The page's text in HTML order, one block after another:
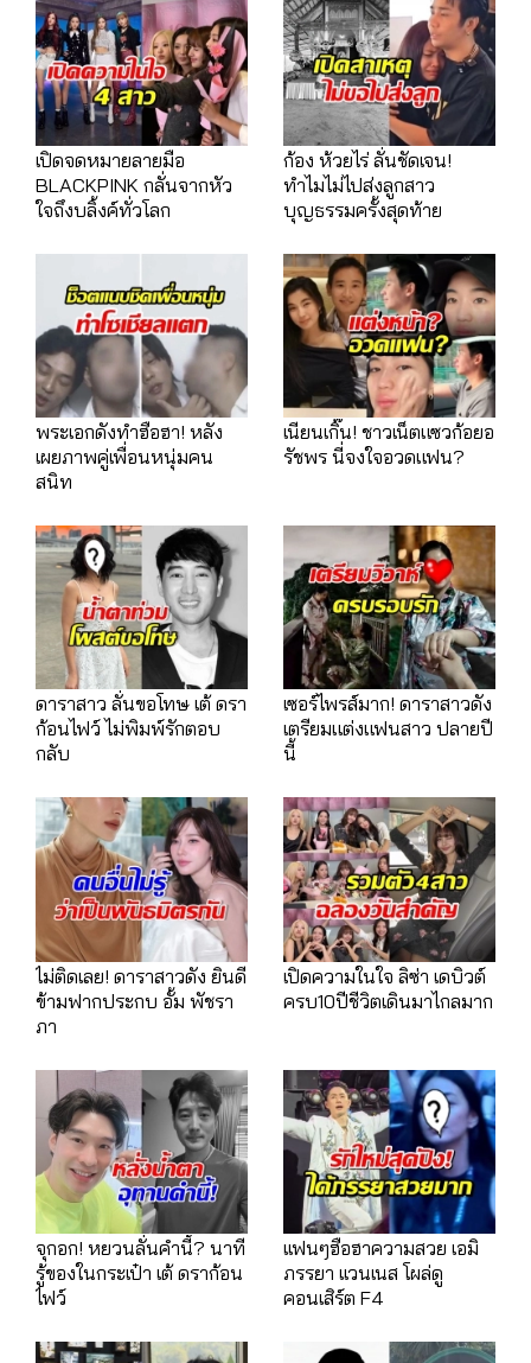
เปิดจดหมายลายมือ
BLACKPINK กลั่นจากหัว
ใจถึงบลิ้งค์ทั่วโลก
ก้อง ห้วยไร่ ลั่นชัดเจน!
ทำไมไม่ไปส่งลูกสาว
บุญธรรมครั้งสุดท้าย
พระเอกดังทำฮือฮา! หลัง
เผยภาพคู่เพื่อนหนุ่มคน
สนิท
เนียนเกิ๊น! ชาวเน็ตแซวก้อยอ
รัชพร นี่จงใจอวดแฟน?
ดาราสาว ลั่นขอโทษ เต้ ดรา
ก้อนไฟว์ ไม่พิมพ์รักตอบ
กลับ
เซอร์ไพรส์มาก! ดาราสาวดัง
เตรียมแต่งแฟนสาว ปลายปี
นี้
ไม่ติดเลย! ดาราสาวดัง ยินดี
ข้ามฟากประกบ อั้ม พัชรา
ภา
เปิดความในใจ ลิซ่า เดบิวต์
ครบ10ปีชีวิตเดินมาไกลมาก
จุกอก! หยวนลั่นคำนี้? นาที
รู้ของในกระเป๋า เต้ ดราก้อน
ไฟว์
เเฟนๆฮือฮาความสวย เอมิ
ภรรยา เเวนเนส โผล่ดู
คอนเสิร์ต F4